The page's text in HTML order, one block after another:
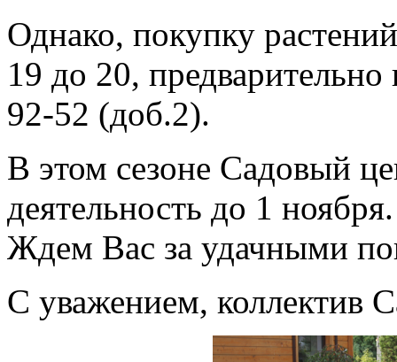
Однако, покупку
19 до 20,
92-52 (доб.2).
В этом сезоне Садовый
деятельность до 1 ноября.
Ждем Вас за удачными
С уважением, коллектив